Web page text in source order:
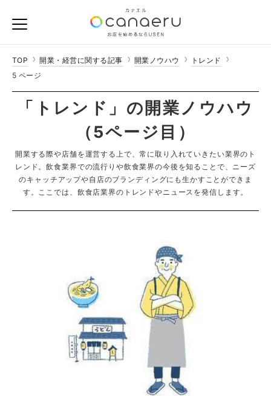
TOP 開業・経営に関する記事 開業ノウハウ
トレンド
5 ページ
「トレンド」の開業ノウハウ
（5ページ目）
開業する際や店舗を運営する上で、常に取り入れていきたい業界のト
レンド。飲食業界での流行りや飲食業界の今後を知ることで、ニーズ
のキャッチアップや自店のブランディングにも生かすことができま
す。ここでは、飲食店業界のトレンドやニュースを発信します。